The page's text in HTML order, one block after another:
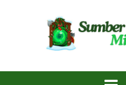
Sumber